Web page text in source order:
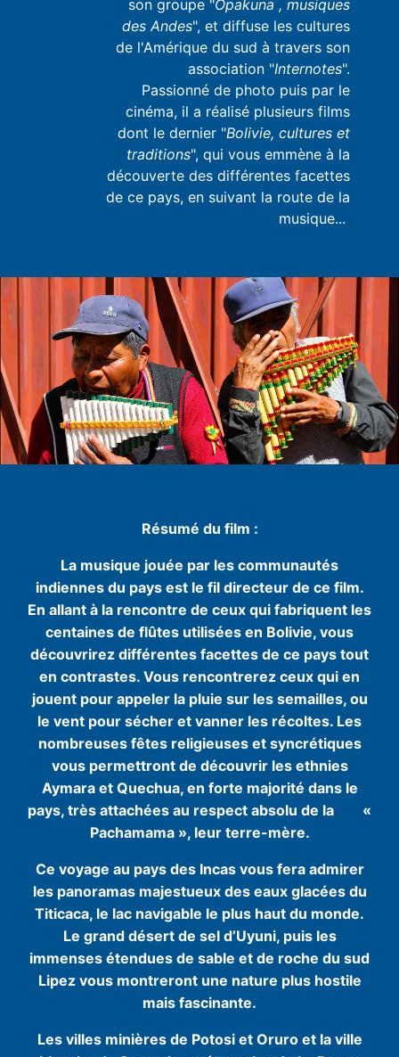
son groupe "Opakuna , musiques
des Andes", et diffuse les cultures
de l'Amérique du sud à travers son
association "Internotes".
Passionné de photo puis par le
cinéma, il a réalisé plusieurs films
dont le dernier "Bolivie, cultures et
traditions", qui vous emmène à la
découverte des différentes facettes
de ce pays, en suivant la route de la
musique...
Résumé du film :
La musique jouée par les communautés
indiennes du pays est le fil directeur de ce film.
En allant à la rencontre de ceux qui fabriquent les
centaines de flûtes utilisées en Bolivie, vous
découvrirez différentes facettes de ce pays tout
en contrastes. Vous rencontrerez ceux qui en
jouent pour appeler la pluie sur les semailles, ou
le vent pour sécher et vanner les récoltes. Les
nombreuses fêtes religieuses et syncrétiques
vous permettront de découvrir les ethnies
Aymara et Quechua, en forte majorité dans le
pays, très attachées au respect absolu de la «
Pachamama », leur terre-mère.
Ce voyage au pays des Incas vous fera admirer
les panoramas majestueux des eaux glacées du
Titicaca, le lac navigable le plus haut du monde.
Le grand désert de sel d’Uyuni, puis les
immenses étendues de sable et de roche du sud
Lipez vous montreront une nature plus hostile
mais fascinante.
Les villes minières de Potosi et Oruro et la ville